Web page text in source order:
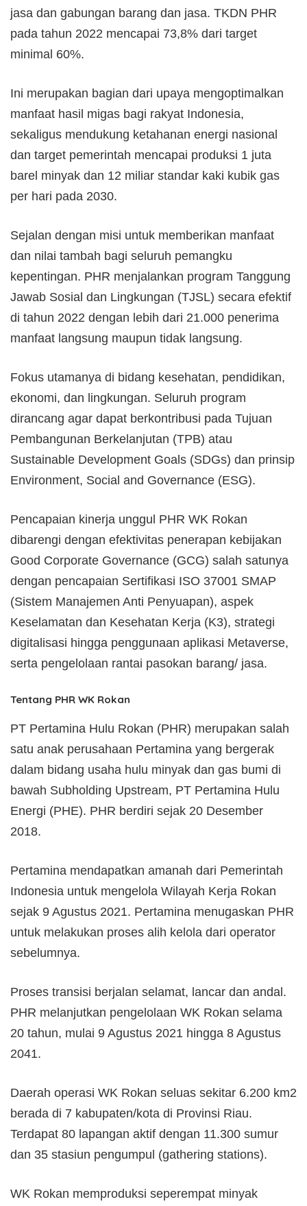
jasa dan gabungan barang dan jasa. TKDN PHR
pada tahun 2022 mencapai 73,8% dari target
minimal 60%.
Ini merupakan bagian dari upaya mengoptimalkan
manfaat hasil migas bagi rakyat Indonesia,
sekaligus mendukung ketahanan energi nasional
dan target pemerintah mencapai produksi 1 juta
barel minyak dan 12 miliar standar kaki kubik gas
per hari pada 2030.
Sejalan dengan misi untuk memberikan manfaat
dan nilai tambah bagi seluruh pemangku
kepentingan. PHR menjalankan program Tanggung
Jawab Sosial dan Lingkungan (TJSL) secara efektif
di tahun 2022 dengan lebih dari 21.000 penerima
manfaat langsung maupun tidak langsung.
Fokus utamanya di bidang kesehatan, pendidikan,
ekonomi, dan lingkungan. Seluruh program
dirancang agar dapat berkontribusi pada Tujuan
Pembangunan Berkelanjutan (TPB) atau
Sustainable Development Goals (SDGs) dan prinsip
Environment, Social and Governance (ESG).
Pencapaian kinerja unggul PHR WK Rokan
dibarengi dengan efektivitas penerapan kebijakan
Good Corporate Governance (GCG) salah satunya
dengan pencapaian Sertifikasi ISO 37001 SMAP
(Sistem Manajemen Anti Penyuapan), aspek
Keselamatan dan Kesehatan Kerja (K3), strategi
digitalisasi hingga penggunaan aplikasi Metaverse,
serta pengelolaan rantai pasokan barang/ jasa.
Tentang PHR WK Rokan
PT Pertamina Hulu Rokan (PHR) merupakan salah
satu anak perusahaan Pertamina yang bergerak
dalam bidang usaha hulu minyak dan gas bumi di
bawah Subholding Upstream, PT Pertamina Hulu
Energi (PHE). PHR berdiri sejak 20 Desember
2018.
Pertamina mendapatkan amanah dari Pemerintah
Indonesia untuk mengelola Wilayah Kerja Rokan
sejak 9 Agustus 2021. Pertamina menugaskan PHR
untuk melakukan proses alih kelola dari operator
sebelumnya.
Proses transisi berjalan selamat, lancar dan andal.
PHR melanjutkan pengelolaan WK Rokan selama
20 tahun, mulai 9 Agustus 2021 hingga 8 Agustus
2041.
Daerah operasi WK Rokan seluas sekitar 6.200 km2
berada di 7 kabupaten/kota di Provinsi Riau.
Terdapat 80 lapangan aktif dengan 11.300 sumur
dan 35 stasiun pengumpul (gathering stations).
WK Rokan memproduksi seperempat minyak